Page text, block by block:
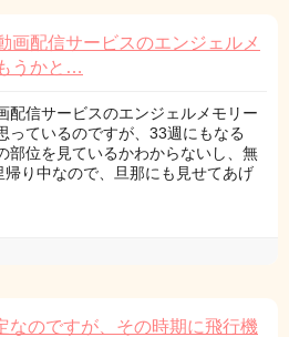
画配信サービスのエンジェルメ
うかと…
配信サービスのエンジェルメモリー
っているのですが、33週にもなる
部位を見ているかわからないし、無
り中なので、旦那にも見せてあげ
なのですが、その時期に飛行機